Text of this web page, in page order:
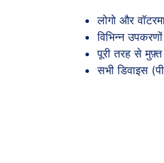
लोगो और
विभिन्न
पूरी तरह से
सभी डिवाइस